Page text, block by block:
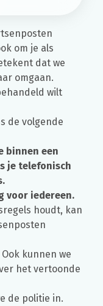
om je als
dat we
omgaan.
wilt
de volgende
binnen een
je telefonisch
voor iedereen.
houdt, kan
kunnen we
het vertoonde
de politie in.